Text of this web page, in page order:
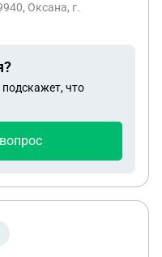
даже деньги, с
муж, он достоин
совсем сделать
его не было в
его
Оксана, г.
что